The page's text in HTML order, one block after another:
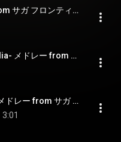
戦闘領域 -バトルメドレー from サガ フロンティア (Orchestra Version) - Fields of Valor: Battle Medley from SaGa Frontier (Orchestral Version)
美しき旅人 -Last Battle -Emilia- メドレー from サガ フロンティア (Orchestra Version) - The Bewitching Traveler: -Last Battle- Emelia Medley from SaGa Frontier (Orchestral Version)
時代の幕開け -オープニングメドレー from サガ フロンティア2 (Orchestra Version) - The Curtain Rises: Opening Medley from SaGa Frontier 2 (Orchestral Version)
3:01